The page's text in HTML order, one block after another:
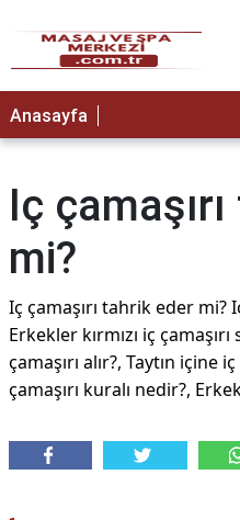
Anasayfa
Iç
mi?
Iç çamaşırı tahrik eder mi?
Erkekler kırmızı iç
çamaşırı alır?, Taytın içine
çamaşırı kuralı nedir?,